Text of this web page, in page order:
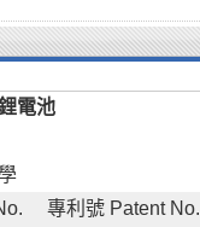
電池
專利號 Patent No.